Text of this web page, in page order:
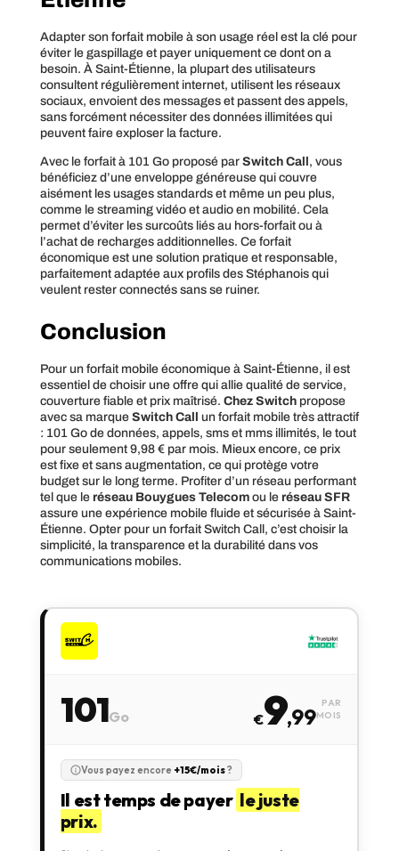
Adapter son forfait mobile à son usage réel est la clé pour
éviter le gaspillage et payer uniquement ce dont on a
besoin. À Saint-Étienne, la plupart des utilisateurs
consultent régulièrement internet, utilisent les réseaux
sociaux, envoient des messages et passent des appels,
sans forcément nécessiter des données illimitées qui
peuvent faire exploser la facture.
Avec le forfait à 101 Go proposé par Switch Call, vous
bénéficiez d’une enveloppe généreuse qui couvre
aisément les usages standards et même un peu plus,
comme le streaming vidéo et audio en mobilité. Cela
permet d’éviter les surcoûts liés au hors-forfait ou à
l’achat de recharges additionnelles. Ce forfait
économique est une solution pratique et responsable,
parfaitement adaptée aux profils des Stéphanois qui
veulent rester connectés sans se ruiner.
Conclusion
Pour un forfait mobile économique à Saint-Étienne, il est
essentiel de choisir une offre qui allie qualité de service,
couverture fiable et prix maîtrisé. Chez Switchpropose
avec sa marque Switch Call un forfait mobile très attractif
: 101 Go de données, appels, sms et mms illimités, le tout
pour seulement 9,98 € par mois. Mieux encore, ce prix
est fixe et sans augmentation, ce qui protège votre
budget sur le long terme. Profiter d’un réseau performant
tel que le réseau Bouygues Telecomou le réseau SFR
assure une expérience mobile fluide et sécurisée à Saint-
Étienne. Opter pour un forfait Switch Call, c’est choisir la
simplicité, la transparence et la durabilité dans vos
communications mobiles.
101Go €9,99
PAR
MOIS
Vous payez encore +15€/mois?
Il est temps de payer le juste
prix.